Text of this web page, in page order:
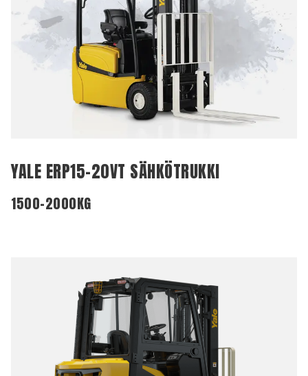
YALE ERP15-20VT SÄHKÖTRUKKI
1500-2000KG